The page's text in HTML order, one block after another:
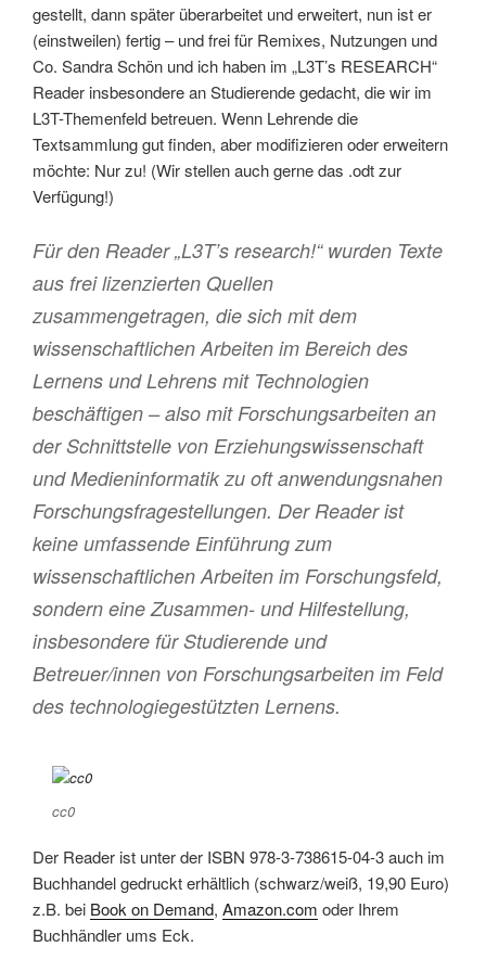
gestellt, dann später überarbeitet und erweitert, nun ist er
(einstweilen) fertig – und frei für Remixes, Nutzungen und
Co. Sandra Schön und ich haben im „L3T’s RESEARCH“
Reader insbesondere an Studierende gedacht, die wir im
L3T-Themenfeld betreuen. Wenn Lehrende die
Textsammlung gut finden, aber modifizieren oder erweitern
möchte: Nur zu! (Wir stellen auch gerne das .odt zur
Verfügung!)
Für den Reader „L3T’s research!“ wurden Texte
aus frei lizenzierten Quellen
zusammengetragen, die sich mit dem
wissenschaftlichen Arbeiten im Bereich des
Lernens und Lehrens mit Technologien
beschäftigen – also mit Forschungsarbeiten an
der Schnittstelle von Erziehungswissenschaft
und Medieninformatik zu oft anwendungsnahen
Forschungsfragestellungen. Der Reader ist
keine umfassende Einführung zum
wissenschaftlichen Arbeiten im Forschungsfeld,
sondern eine Zusammen- und Hilfestellung,
insbesondere für Studierende und
Betreuer/innen von Forschungsarbeiten im Feld
des technologiegestützten Lernens.
cc0
Der Reader ist unter der ISBN 978-3-738615-04-3 auch im
Buchhandel gedruckt erhältlich (schwarz/weiß, 19,90 Euro)
z.B. bei Book on Demand, Amazon.com oder Ihrem
Buchhändler ums Eck.